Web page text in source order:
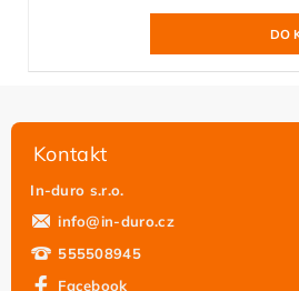
Kontakt
In-duro s.r.o.
info@in-duro.cz
555508945
Facebook